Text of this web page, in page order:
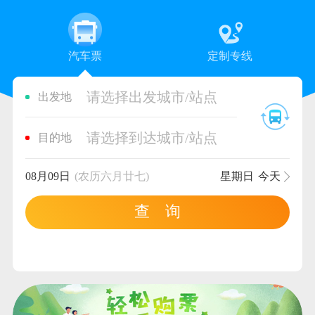
汽车票 定制专线
出发地 请选择出发城市/站点
目的地 请选择到达城市/站点
08月09日 (农历六月廿七) 星期日 今天
查 询